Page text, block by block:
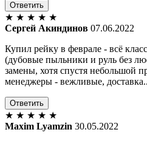
Ответить
★ ★ ★ ★ ★
Сергей Акиндинов 07.06.2022
Купил рейку в феврале - всё
(дубовые пыльники и руль без
замены, хотя спустя небольшой
менеджеры - вежливые,
Ответить
★ ★ ★ ★ ★
Maxim Lyamzin 30.05.2022